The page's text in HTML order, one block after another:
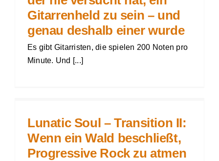
Gitarrenheld zu sein – und
genau deshalb einer wurde
Es gibt Gitarristen, die spielen 200 Noten pro
Minute. Und [...]
Lunatic Soul – Transition II:
Wenn ein Wald beschließt,
Progressive Rock zu atmen